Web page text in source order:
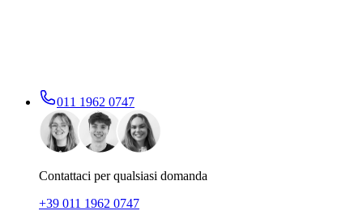
011 1962 0747
Contattaci per qualsiasi domanda
+39 011 1962 0747